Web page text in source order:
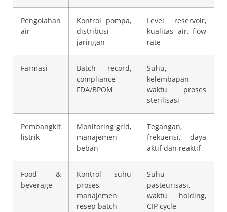
Pengolahan
air
Kontrol pompa,
distribusi
jaringan
Level reservoir,
kualitas air, flow
rate
Farmasi
Batch record,
compliance
FDA/BPOM
Suhu,
kelembapan,
waktu proses
sterilisasi
Pembangkit
listrik
Monitoring grid,
manajemen
beban
Tegangan,
frekuensi, daya
aktif dan reaktif
Food &
beverage
Kontrol suhu
proses,
manajemen
resep batch
Suhu
pasteurisasi,
waktu holding,
CIP cycle